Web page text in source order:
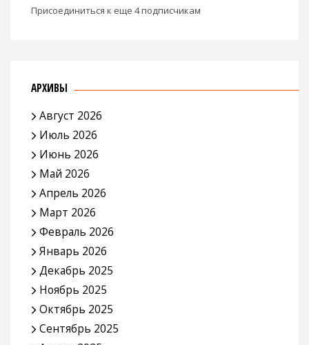
Присоединиться к еще 4 подписчикам
АРХИВЫ
Август 2026
Июль 2026
Июнь 2026
Май 2026
Апрель 2026
Март 2026
Февраль 2026
Январь 2026
Декабрь 2025
Ноябрь 2025
Октябрь 2025
Сентябрь 2025